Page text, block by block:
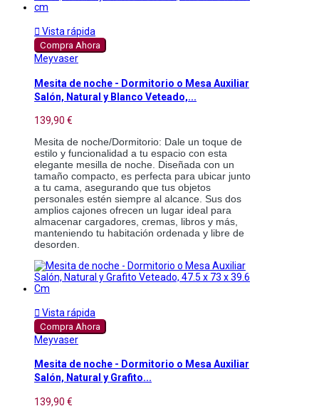
 Vista rápida
Compra Ahora
Meyvaser
Mesita de noche - Dormitorio o Mesa Auxiliar
Salón, Natural y Blanco Veteado,...
139,90 €
Mesita de noche/Dormitorio: Dale un toque de
estilo y funcionalidad a tu espacio con esta
elegante mesilla de noche. Diseñada con un
tamaño compacto, es perfecta para ubicar junto
a tu cama, asegurando que tus objetos
personales estén siempre al alcance. Sus dos
amplios cajones ofrecen un lugar ideal para
almacenar cargadores, cremas, libros y más,
manteniendo tu habitación ordenada y libre de
desorden.
 Vista rápida
Compra Ahora
Meyvaser
Mesita de noche - Dormitorio o Mesa Auxiliar
Salón, Natural y Grafito...
139,90 €